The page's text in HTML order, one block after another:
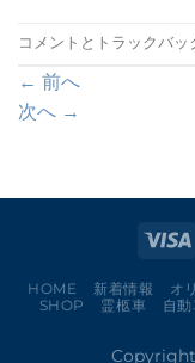
コメントとトラックバッ
← 前へ
次へ →
HOME 新着情報 オ
SHOP
霊柩車 自